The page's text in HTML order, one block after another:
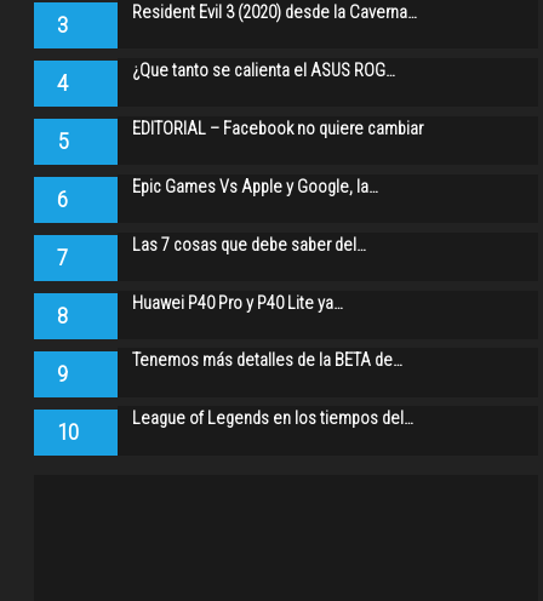
3 Resident Evil 3 (2020) desde la Caverna…
4 ¿Que tanto se calienta el ASUS ROG…
5 EDITORIAL – Facebook no quiere cambiar
6 Epic Games Vs Apple y Google, la…
7 Las 7 cosas que debe saber del…
8 Huawei P40 Pro y P40 Lite ya…
9 Tenemos más detalles de la BETA de…
10 League of Legends en los tiempos del…